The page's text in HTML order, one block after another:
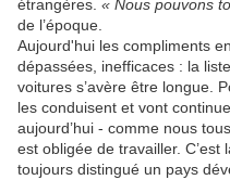
étrangères. « Nous pouvons
de l’époque.
Aujourd'hui les compliments
dépassées, inefficaces : la
voitures s’avère être longue.
les conduisent et vont
aujourd’hui - comme nous
est obligée de travailler.
toujours distingué un pays